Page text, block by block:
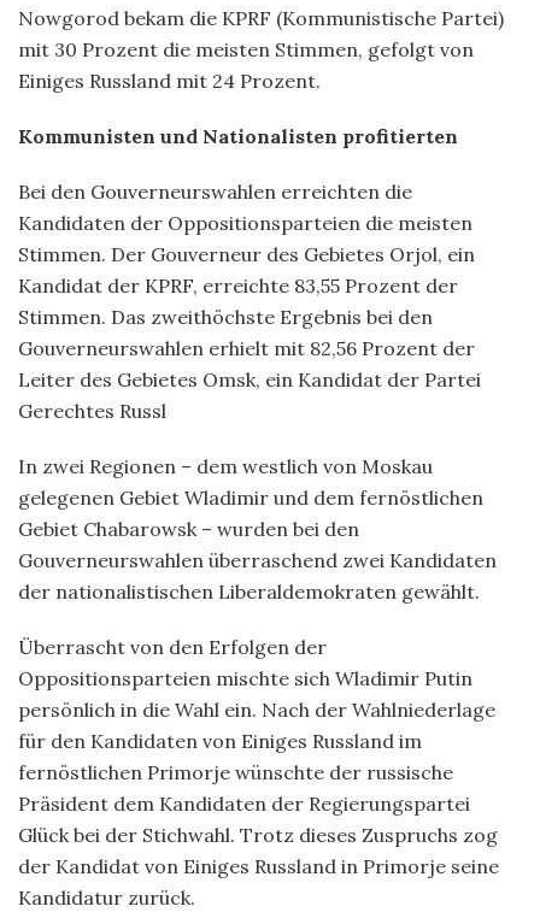
Nowgorod bekam die KPRF (Kommunistische Partei)
mit 30 Prozent die meisten Stimmen, gefolgt von
Einiges Russland mit 24 Prozent.
Kommunisten und Nationalisten profitierten
Bei den Gouverneurswahlen erreichten die
Kandidaten der Oppositionsparteien die meisten
Stimmen. Der Gouverneur des Gebietes Orjol, ein
Kandidat der KPRF, erreichte 83,55 Prozent der
Stimmen. Das zweithöchste Ergebnis bei den
Gouverneurswahlen erhielt mit 82,56 Prozent der
Leiter des Gebietes Omsk, ein Kandidat der Partei
Gerechtes Russl
In zwei Regionen – dem westlich von Moskau
gelegenen Gebiet Wladimir und dem fernöstlichen
Gebiet Chabarowsk – wurden bei den
Gouverneurswahlen überraschend zwei Kandidaten
der nationalistischen Liberaldemokraten gewählt.
Überrascht von den Erfolgen der
Oppositionsparteien mischte sich Wladimir Putin
persönlich in die Wahl ein. Nach der Wahlniederlage
für den Kandidaten von Einiges Russland im
fernöstlichen Primorje wünschte der russische
Präsident dem Kandidaten der Regierungspartei
Glück bei der Stichwahl. Trotz dieses Zuspruchs zog
der Kandidat von Einiges Russland in Primorje seine
Kandidatur zurück.